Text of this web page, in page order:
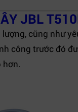
JBL
cũng như
công trước đó
hơn.